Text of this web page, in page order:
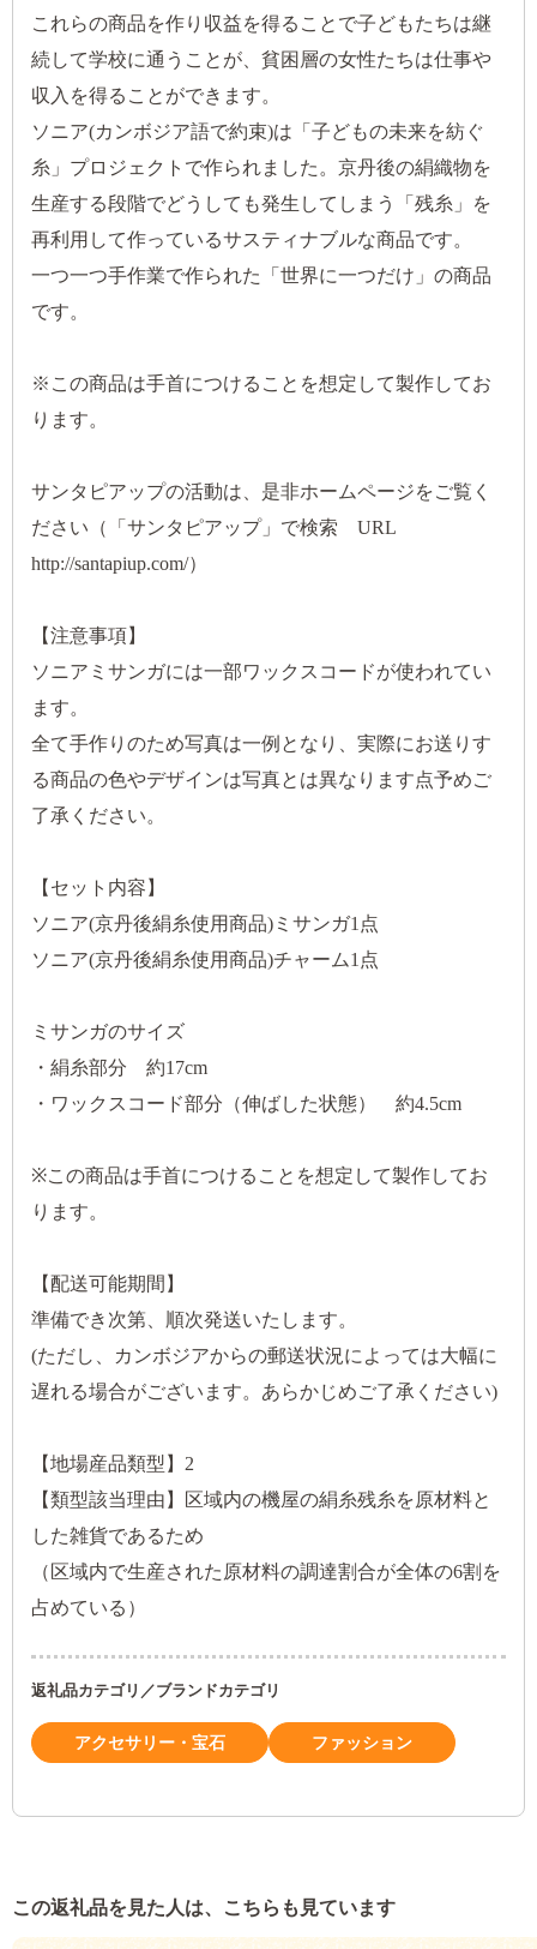
これらの商品を作り収益を得ることで子どもたちは継
続して学校に通うことが、貧困層の女性たちは仕事や
収入を得ることができます。
ソニア(カンボジア語で約束)は「子どもの未来を紡ぐ
糸」プロジェクトで作られました。京丹後の絹織物を
生産する段階でどうしても発生してしまう「残糸」を
再利用して作っているサスティナブルな商品です。
一つ一つ手作業で作られた「世界に一つだけ」の商品
です。
※この商品は手首につけることを想定して製作してお
ります。
サンタピアップの活動は、是非ホームページをご覧く
ださい（「サンタピアップ」で検索 URL
http://santapiup.com/）
【注意事項】
ソニアミサンガには一部ワックスコードが使われてい
ます。
全て手作りのため写真は一例となり、実際にお送りす
る商品の色やデザインは写真とは異なります点予めご
了承ください。
【セット内容】
ソニア(京丹後絹糸使用商品)ミサンガ1点
ソニア(京丹後絹糸使用商品)チャーム1点
ミサンガのサイズ
・絹糸部分 約17cm
・ワックスコード部分（伸ばした状態） 約4.5cm
※この商品は手首につけることを想定して製作してお
ります。
【配送可能期間】
準備でき次第、順次発送いたします。
(ただし、カンボジアからの郵送状況によっては大幅に
遅れる場合がございます。あらかじめご了承ください)
【地場産品類型】2
【類型該当理由】区域内の機屋の絹糸残糸を原材料と
した雑貨であるため
（区域内で生産された原材料の調達割合が全体の6割を
占めている）
返礼品カテゴリ／ブランドカテゴリ
アクセサリー・宝石 ファッション
この返礼品を見た人は、こちらも見ています